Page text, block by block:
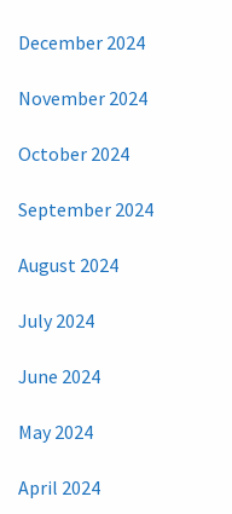
December 2024
November 2024
October 2024
September 2024
August 2024
July 2024
June 2024
May 2024
April 2024